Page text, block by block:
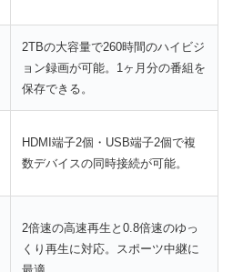
2TBの大容量で260時間のハイビジ
ョン録画が可能。1ヶ月分の番組を
保存できる。
HDMI端子2個・USB端子2個で複
数デバイスの同時接続が可能。
2倍速の高速再生と0.8倍速のゆっ
くり再生に対応。スポーツ中継に